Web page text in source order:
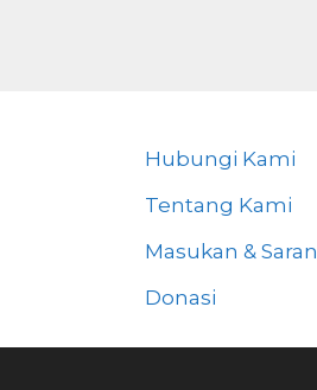
Hubungi Kami
Tentang Kami
Masukan & Saran
Donasi